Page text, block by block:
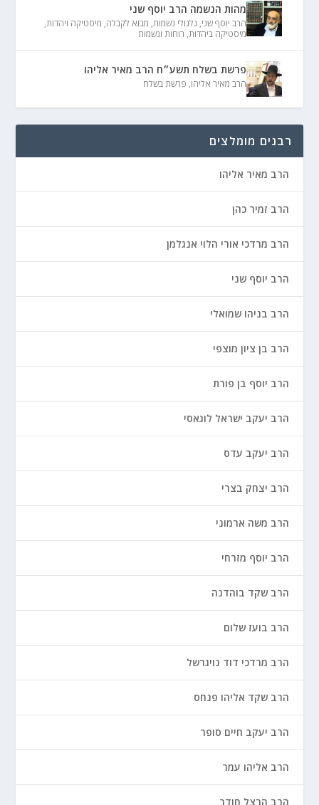
מהות הנשמה הרב יוסף שני
הרב יוסף שני, גלגולי נשמות, מבוא לקבלה, מיסטיקה ויהדות,
מיסטיקה ביהדות, רוחות ונשמות
פרשת בשלח תשע״ח הרב מאיר אליהו
הרב מאיר אליהו, פרשת בשלח
רבנים מומלצים
הרב מאיר אליהו
הרב זמיר כהן
הרב מרדכי אורי הלוי אנגלמן
הרב יוסף שני
הרב בניהו שמואלי
הרב בן ציון מוצפי
הרב יוסף בן פורת
הרב יעקב ישראל לוגאסי
הרב יעקב עדס
הרב יצחק בצרי
הרב משה ארמוני
הרב יוסף מזרחי
הרב שקד בוהדנה
הרב בועז שלום
הרב מרדכי דוד נויגרשל
הרב שקד אליהו פנחס
הרב יעקב חיים סופר
הרב אליהו עמר
הרב הרצל חודר